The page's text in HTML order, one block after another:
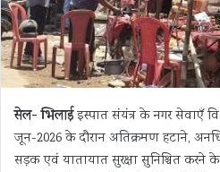
सेल- भिलाईइस्पात संयंत्र के नगर सेवाएँ
जून-2026 के दौरान अतिक्रमण हटाने,
सड़क एवं यातायात सुरक्षा सुनिश्चित